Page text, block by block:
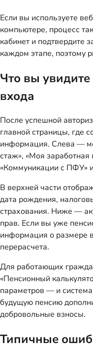
Если вы используете
компьютере, процесс
кабинет и подтвердите
каждом этапе, поэтому
Что вы увидите
входа
После успешной
главной страницы, где
информация. Слева —
стаж», «Моя
«Коммуникации с ПФУ»
В верхней части
дата рождения,
страхования. Ниже —
прав. Если вы уже
информация о размере
перерасчета.
Для работающих
«Пенсионный
параметров — и
будущую пенсию
добровольные взносы.
Типичные